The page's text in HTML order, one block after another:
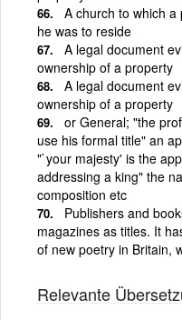
A church to which
he was to reside
A legal document
ownership of a property
A legal document
ownership of a property
or General; "the
use his formal title" an
"`your majesty' is the
addressing a king" the
composition etc
Publishers and
magazines as titles. It
of new poetry in Britain,
Relevante